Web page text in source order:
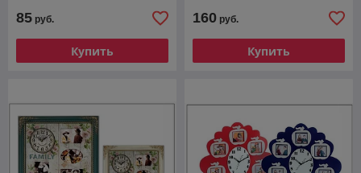
85 руб.
Купить
160 руб.
Купить